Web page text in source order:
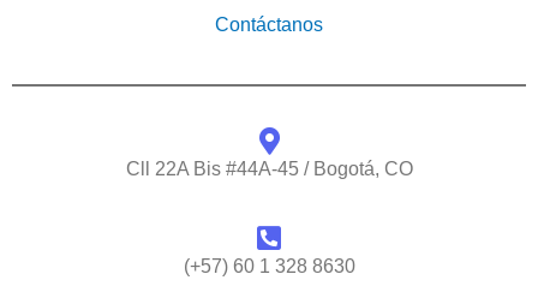
Contáctanos
Cll 22A Bis #44A-45 / Bogotá, CO
(+57) 60 1 328 8630